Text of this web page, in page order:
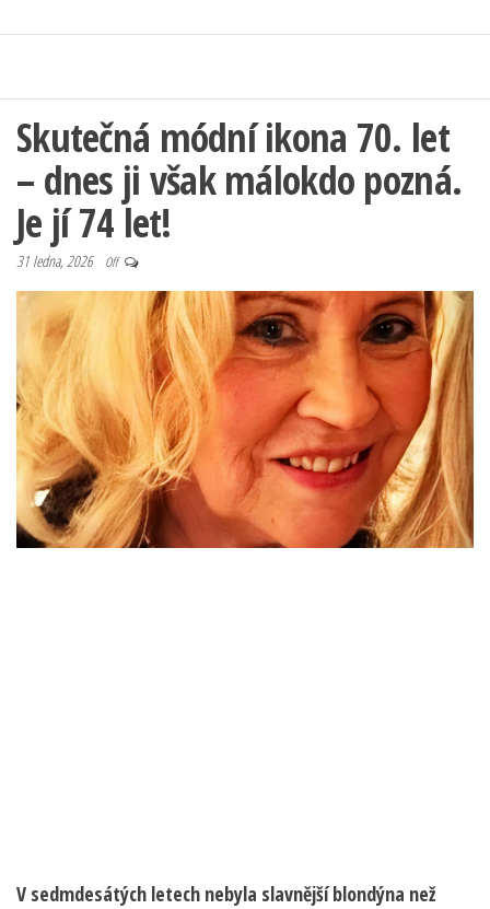
Skutečná módní ikona 70. let
– dnes ji však málokdo pozná.
Je jí 74 let!
31 ledna, 2026 Off
V sedmdesátých letech nebyla slavnější blondýna než